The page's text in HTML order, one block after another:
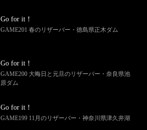
Go for it！
GAME201 春のリザーバー・徳島県正木ダム
Go for it！
GAME200 大晦日と元旦のリザーバー・奈良県池
原ダム
Go for it！
GAME199 11月のリザーバー・神奈川県津久井湖